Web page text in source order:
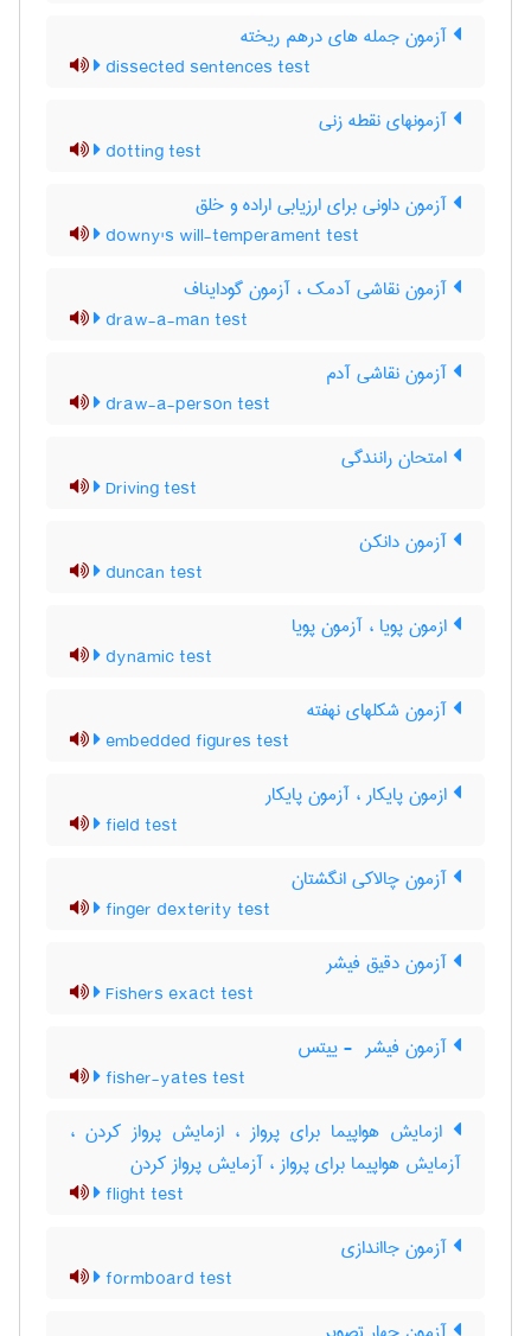
آزمون جمله های درهم ریخته
dissected sentences test
آزمونهای نقطه زنی
dotting test
آزمون داونی برای ارزیابی اراده و خلق
downy's will-temperament test
آزمون نقاشی آدمک ، آزمون گودایناف
draw-a-man test
آزمون نقاشی آدم
draw-a-person test
امتحان رانندگی
Driving test
آزمون دانکن
duncan test
ازمون پویا ، آزمون پویا
dynamic test
آزمون شکلهای نهفته
embedded figures test
ازمون پایکار ، آزمون پایکار
field test
آزمون چالاکی انگشتان
finger dexterity test
آزمون دقیق فیشر
Fishers exact test
آزمون فیشر ‎ - ییتس
fisher-yates test
ازمایش هواپیما برای پرواز ، ازمایش پرواز کردن ،
آزمایش هواپیما برای پرواز ، آزمایش پرواز کردن
flight test
آزمون جااندازی
formboard test